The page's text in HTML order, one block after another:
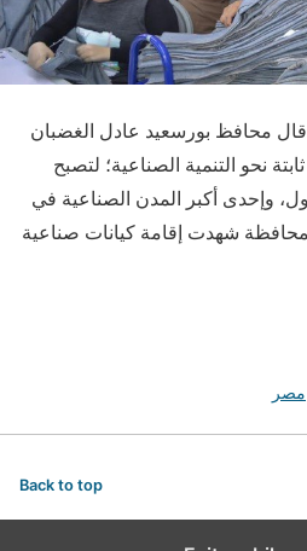
أ ش أ/ قال محافظ بورسعيد عادل الغضبان
نحو التنمية الصناعية؛ لتصبح
وإحدى أكبر المدن الصناعية في
شهدت إقامة كيانات صناعية
مصر
Back to top